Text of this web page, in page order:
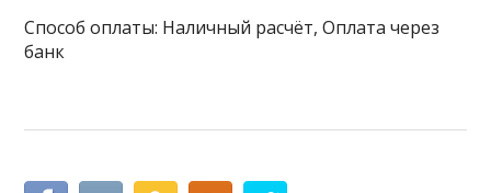
Способ оплаты: Наличный расчёт, Оплата через
банк